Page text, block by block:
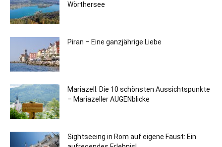
Wörthersee
Piran – Eine ganzjährige Liebe
Mariazell: Die 10 schönsten Aussichtspunkte
– Mariazeller AUGENblicke
Sightseeing in Rom auf eigene Faust: Ein